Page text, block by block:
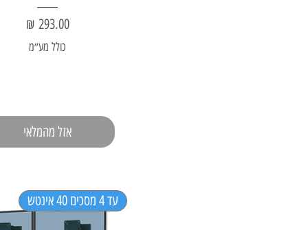
מחיר‏293.00 ‏₪
כולל מע״מ
אזל מהמלאי
עד 4 מסכים 40 אינטש